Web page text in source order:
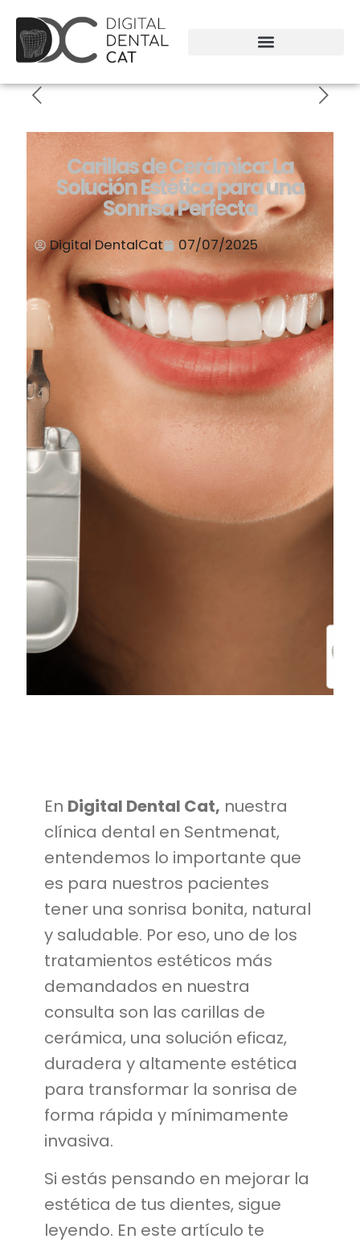
Carillas de Cerámica: La
Solución Estética para una
Sonrisa Perfecta
Digital DentalCat 07/07/2025
En Digital Dental Cat, nuestra
clínica dental en Sentmenat,
entendemos lo importante que
es para nuestros pacientes
tener una sonrisa bonita, natural
y saludable. Por eso, uno de los
tratamientos estéticos más
demandados en nuestra
consulta son las carillas de
cerámica, una solución eficaz,
duradera y altamente estética
para transformar la sonrisa de
forma rápida y mínimamente
invasiva.
Si estás pensando en mejorar la
estética de tus dientes, sigue
leyendo. En este artículo te